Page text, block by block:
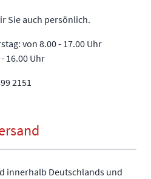
Sie auch persönlich.
von 8.00 - 17.00 Uhr
16.00 Uhr
2151
innerhalb Deutschlands und